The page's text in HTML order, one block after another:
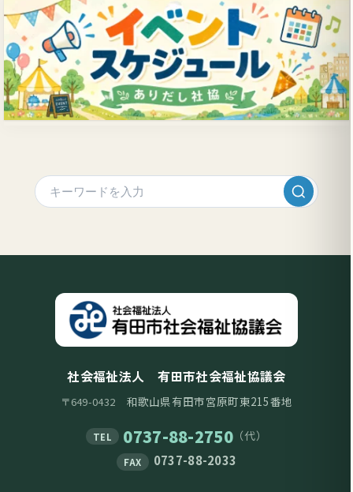
社会福祉法人 有田市社会福祉協議会
〒649-0432 和歌山県有田市宮原町東215番地
TEL 0737-88-2750（代）
FAX 0737-88-2033